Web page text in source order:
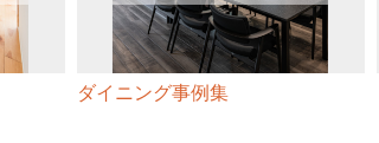
ダイニング事例集